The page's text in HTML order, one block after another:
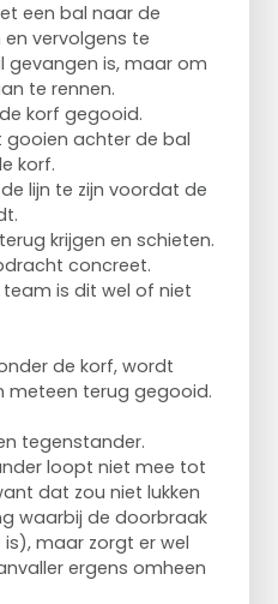
een bal naar de
vervolgens te
is, maar om
te rennen.
korf gegooid.
gooien achter de bal
korf.
lijn te zijn voordat de
krijgen en schieten.
concreet.
is dit wel of niet
de korf, wordt
meteen terug gegooid.
tegenstander.
loopt niet mee tot
dat zou niet lukken
waarbij de doorbraak
maar zorgt er wel
ergens omheen